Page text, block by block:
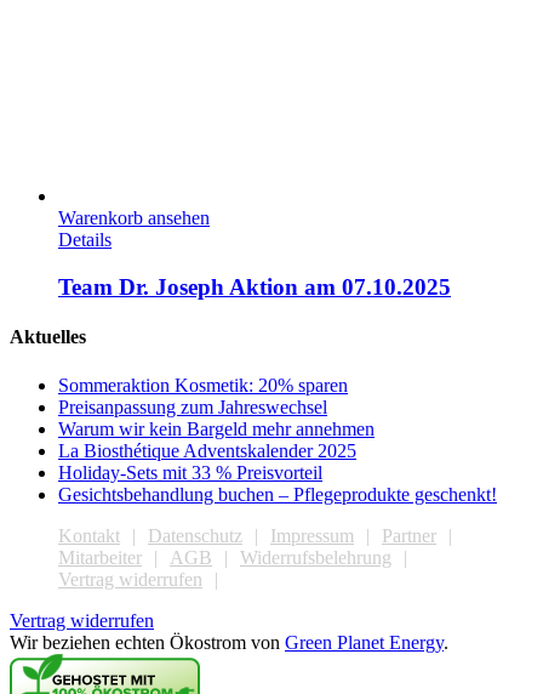
Warenkorb ansehen
Details
Team Dr. Joseph Aktion am 07.10.2025
Aktuelles
Sommeraktion Kosmetik: 20% sparen
Preisanpassung zum Jahreswechsel
Warum wir kein Bargeld mehr annehmen
La Biosthétique Adventskalender 2025
Holiday-Sets mit 33 % Preisvorteil
Gesichtsbehandlung buchen – Pflegeprodukte geschenkt!
Kontakt
Datenschutz Impressum
Partner
Mitarbeiter
AGB
Widerrufsbelehrung
Vertrag widerrufen
Vertrag widerrufen
Wir beziehen echten Ökostrom von Green Planet Energy.